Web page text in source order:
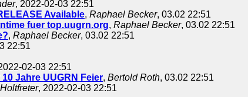
, 2022-02-03 22:51
Available, Raphael Becker, 03.02 22:51
fuer top.uugrn.org, Raphael Becker, 03.02 22:51
, Raphael Becker, 03.02 22:51
22:51
02-03 22:51
Jahre UUGRN Feier, Bertold Roth, 03.02 22:51
, 2022-02-03 22:51